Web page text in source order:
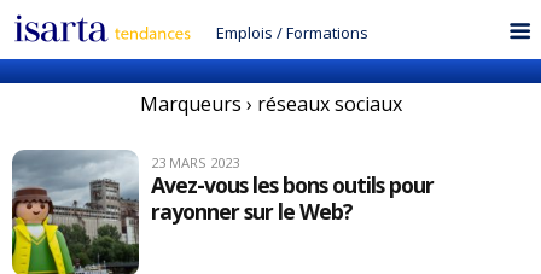
Emplois /Formations
Marqueurs › réseaux sociaux
23 MARS 2023
Avez-vous les bons outils pour
rayonner sur le Web?